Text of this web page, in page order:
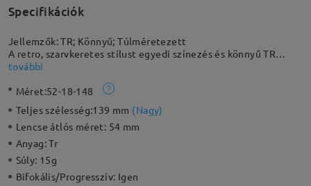
Specifikációk
Jellemzők: TR; Könnyű; Túlméretezett
A retro, szarvkeretes stílust egyedi színezés és könnyű TR
anyag emeli modern szintre. A rugalmas anyag törhetetlenné
kényelmet és karakteres megjelenést biztosít. A kúp alakú
zsanér is különlegessé teszi.
további
Méret:52-18-148
Teljes szélesség:139 mm (Nagy)
Lencse átlós méret: 54 mm
Anyag:Tr
Súly: 15g
Bifokális/Progresszív: Igen